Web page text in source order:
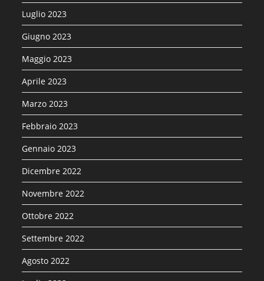
Luglio 2023
Giugno 2023
Maggio 2023
Aprile 2023
Marzo 2023
Febbraio 2023
Gennaio 2023
Dicembre 2022
Novembre 2022
Ottobre 2022
Settembre 2022
Agosto 2022